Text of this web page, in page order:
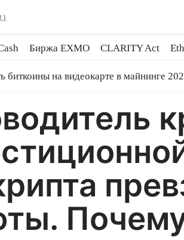
Биржа EXMO CLARITY Act
биткоины на видеокарте в майнинге